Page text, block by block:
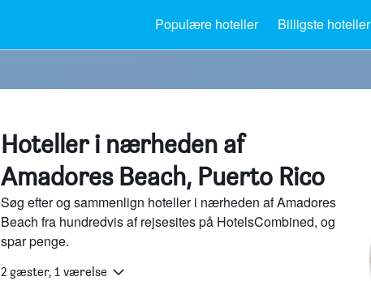
Populære hoteller Billigste hoteller
Hoteller i nærheden af
Amadores Beach, Puerto Rico
Søg efter og sammenlign hoteller i nærheden af Amadores
Beach fra hundredvis af rejsesites på HotelsCombined, og
spar penge.
2 gæster, 1 værelse